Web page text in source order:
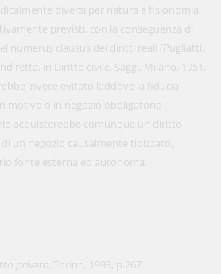
diversi per natura e fisionomia
previsti, con la conseguenza di
numerus clausus dei diritti reali (Pugliatti,
in Diritto civile. Saggi, Milano, 1951,
invece evitato laddove la fiducia
motivo o in negozio obbligatorio
acquisterebbe comunque un diritto
un negozio causalmente tipizzato,
fonte esterna ed autonoma.
privato, Torino, 1993, p.267.